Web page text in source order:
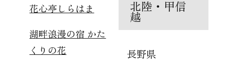
花心亭しらはま
湖畔浪漫の宿 かた
くりの花
北陸・甲信
越
長野県